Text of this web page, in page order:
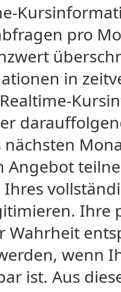
pro
in
nächsten
Angebot
Ihre
Wahrheit
wenn
ist. Aus